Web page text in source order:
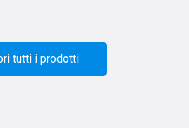
tutti i prodotti